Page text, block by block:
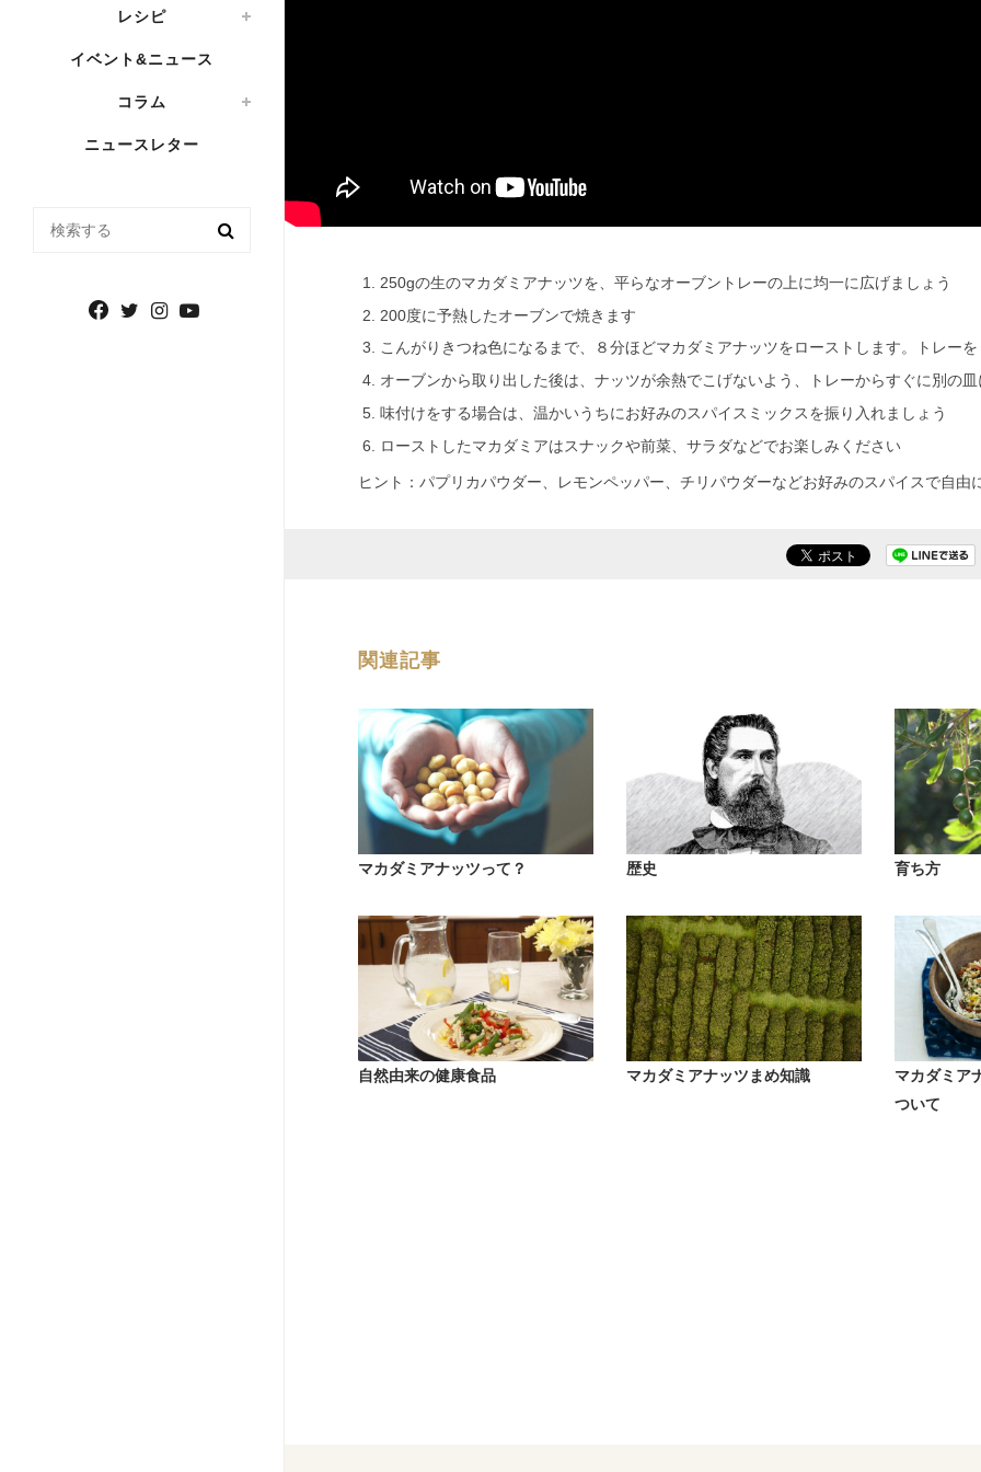
レシピ
イベント&ニュース
コラム
ニュースレター
250gの生のマカダミアナッツを、平らなオーブントレーの上に均一に広げましょう
200度に予熱したオーブンで焼きます
こんがりきつね色になるまで、８分ほどマカダミアナッツをローストします。トレー
オーブンから取り出した後は、ナッツが余熱でこげないよう、トレーからすぐに別の
味付けをする場合は、温かいうちにお好みのスパイスミックスを振り入れましょう
ローストしたマカダミアはスナックや前菜、サラダなどでお楽しみください
ヒント：パプリカパウダー、レモンペッパー、チリパウダーなどお好みのスパイスで自由
関連記事
マカダミアナッツって？ 歴史 育ち方
自然由来の健康食品 マカダミアナッツまめ知識
マカダミア
ついて